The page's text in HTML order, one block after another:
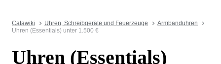
Catawiki Uhren, Schreibgeräte und Feuerzeuge
Armbanduhren
Uhren (Essentials) unter 1.500 €
Uhren (Essentials)